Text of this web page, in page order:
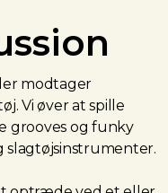
modtager
Vi øver at spille
grooves og funky
slagtøjsinstrumenter.